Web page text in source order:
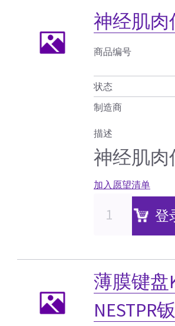
神经肌肉
商品编号
状态
制造商
描述
神经肌肉
加入愿望清单
登
薄膜键盘
NESTPR